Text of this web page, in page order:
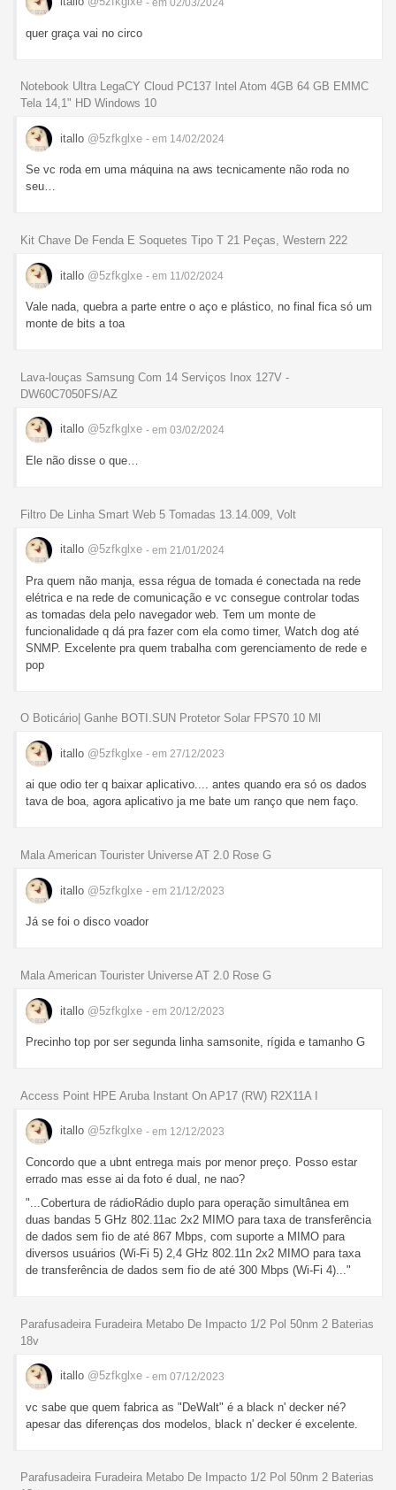
quer graça vai no circo
Notebook Ultra LegaCY Cloud PC137 Intel Atom 4GB 64 GB EMMC
Tela 14,1" HD Windows 10
itallo @5zfkglxe - em 14/02/2024
Se vc roda em uma máquina na aws tecnicamente não roda no
seu…
Kit Chave De Fenda E Soquetes Tipo T 21 Peças, Western 222
itallo @5zfkglxe - em 11/02/2024
Vale nada, quebra a parte entre o aço e plástico, no final fica só um
monte de bits a toa
Lava-louças Samsung Com 14 Serviços Inox 127V -
DW60C7050FS/AZ
itallo @5zfkglxe - em 03/02/2024
Ele não disse o que…
Filtro De Linha Smart Web 5 Tomadas 13.14.009, Volt
itallo @5zfkglxe - em 21/01/2024
Pra quem não manja, essa régua de tomada é conectada na rede
elétrica e na rede de comunicação e vc consegue controlar todas
as tomadas dela pelo navegador web. Tem um monte de
funcionalidade q dá pra fazer com ela como timer, Watch dog até
SNMP. Excelente pra quem trabalha com gerenciamento de rede e
pop
O Boticário| Ganhe BOTI.SUN Protetor Solar FPS70 10 Ml
itallo @5zfkglxe - em 27/12/2023
ai que odio ter q baixar aplicativo.... antes quando era só os dados
tava de boa, agora aplicativo ja me bate um ranço que nem faço.
Mala American Tourister Universe AT 2.0 Rose G
itallo @5zfkglxe - em 21/12/2023
Já se foi o disco voador
Mala American Tourister Universe AT 2.0 Rose G
itallo @5zfkglxe - em 20/12/2023
Precinho top por ser segunda linha samsonite, rígida e tamanho G
Access Point HPE Aruba Instant On AP17 (RW) R2X11A I
itallo @5zfkglxe - em 12/12/2023
Concordo que a ubnt entrega mais por menor preço. Posso estar
errado mas esse ai da foto é dual, ne nao?
"...Cobertura de rádioRádio duplo para operação simultânea em
duas bandas 5 GHz 802.11ac 2x2 MIMO para taxa de transferência
de dados sem fio de até 867 Mbps, com suporte a MIMO para
diversos usuários (Wi-Fi 5) 2,4 GHz 802.11n 2x2 MIMO para taxa
de transferência de dados sem fio de até 300 Mbps (Wi-Fi 4)..."
Parafusadeira Furadeira Metabo De Impacto 1/2 Pol 50nm 2 Baterias
18v
itallo @5zfkglxe - em 07/12/2023
vc sabe que quem fabrica as "DeWalt" é a black n' decker né?
apesar das diferenças dos modelos, black n' decker é excelente.
Parafusadeira Furadeira Metabo De Impacto 1/2 Pol 50nm 2 Baterias